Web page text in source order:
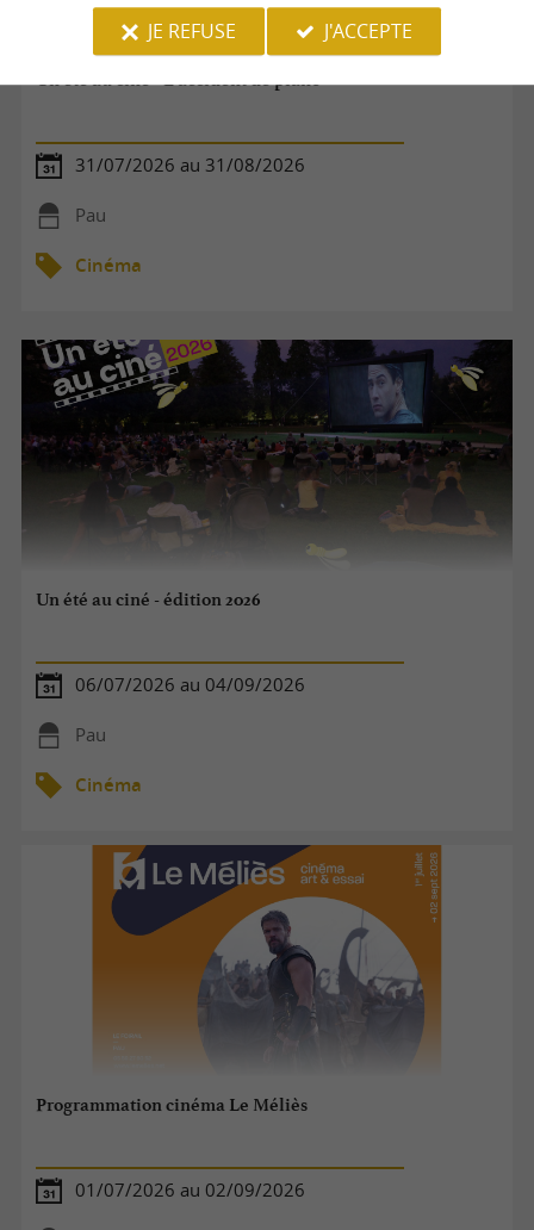
Un été au ciné - L'accident de piano
31/07/2026 au 31/08/2026
Pau
Cinéma
Un été au ciné - édition 2026
06/07/2026 au 04/09/2026
Pau
Cinéma
Programmation cinéma Le Méliès
01/07/2026 au 02/09/2026
JE REFUSE
J'ACCEPTE